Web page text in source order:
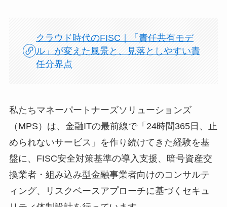
クラウド時代のFISC｜「責任共有モデ
ル」が変えた風景と、見落としやすい責
任分界点
私たちマネーパートナーズソリューションズ
（MPS）は、金融ITの最前線で「24時間365日、止
められないサービス」を作り続けてきた経験を基
盤に、FISC安全対策基準の導入支援、暗号資産交
換業者・組み込み型金融事業者向けのコンサルテ
ィング、リスクベースアプローチに基づくセキュ